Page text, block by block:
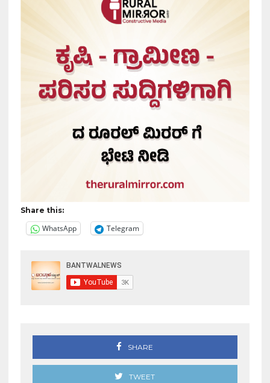
Share this:
WhatsApp Telegram
SHARE
TWEET